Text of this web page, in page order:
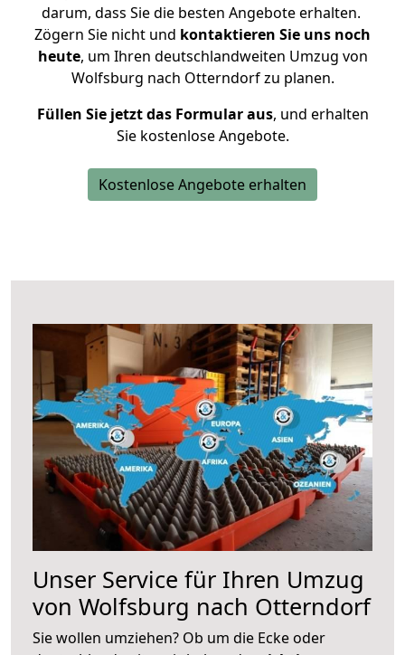
darum, dass Sie die besten Angebote erhalten.
Zögern Sie nicht und kontaktieren Sie uns noch
heute, um Ihren deutschlandweiten Umzug von
Wolfsburg nach Otterndorf zu planen.
Füllen Sie jetzt das Formular aus, und erhalten
Sie kostenlose Angebote.
Kostenlose Angebote erhalten
Unser Service für Ihren Umzug
von Wolfsburg nach Otterndorf
Sie wollen umziehen? Ob um die Ecke oder